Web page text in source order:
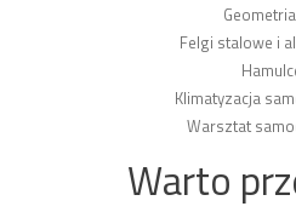
Felgi stalowe i
Klimatyzacja
Warsztat
Warto